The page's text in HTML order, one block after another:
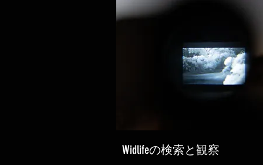
Widlifeの検索と観察